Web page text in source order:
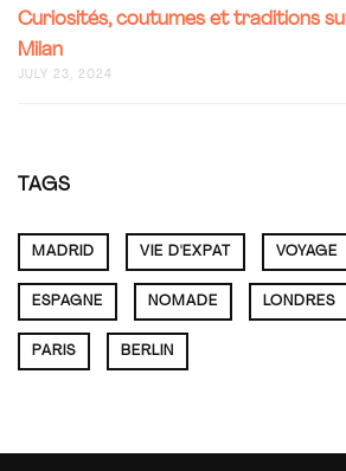
Curiosités, coutumes et traditions
Milan
JULY 23, 2024
TAGS
MADRID VIE D'EXPAT VOYAGE
ESPAGNE NOMADE LONDRES
PARIS BERLIN